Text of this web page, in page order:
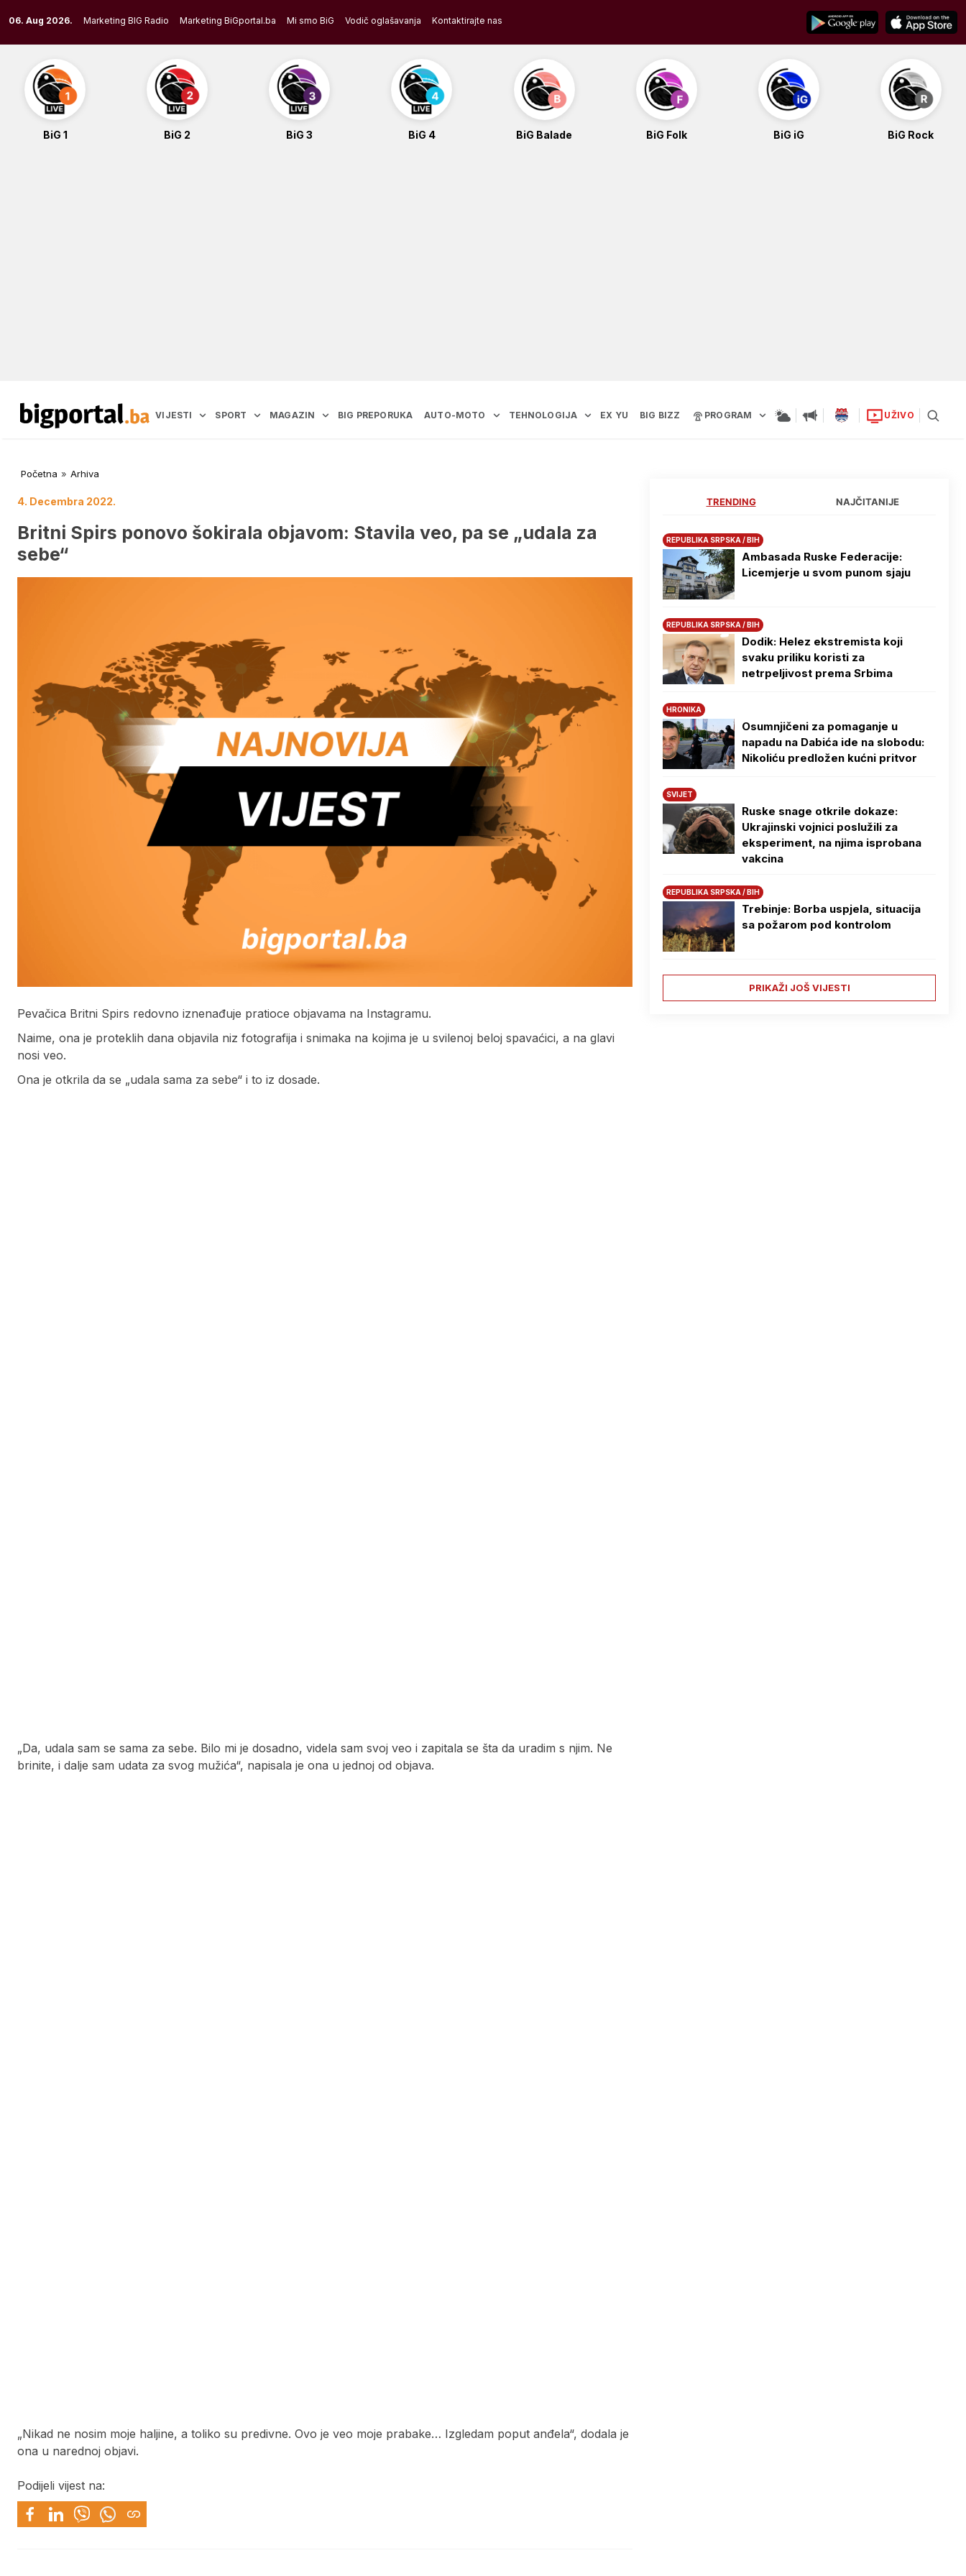
to
content
06. Aug 2026. Marketing BIG Radio Marketing BiGportal.ba Mi smo BiG Vodič oglašavanja Kontaktirajte nas
BiG 1 BiG 2 BiG 3 BiG 4 BiG Balade BiG Folk BiG iG BiG Rock
VIJESTI SPORT MAGAZIN BIG PREPORUKA AUTO-MOTO TEHNOLOGIJA EX YU BIG BIZZ PROGRAM UŽIVO
Početna » Arhiva
4. Decembra 2022.
Britni Spirs ponovo šokirala objavom: Stavila veo, pa se „udala za
sebe“
Pevačica Britni Spirs redovno iznenađuje pratioce objavama na Instagramu.
Naime, ona je proteklih dana objavila niz fotografija i snimaka na kojima je u svilenoj beloj spavaćici, a na glavi
nosi veo.
Ona je otkrila da se „udala sama za sebe“ i to iz dosade.
„Da, udala sam se sama za sebe. Bilo mi je dosadno, videla sam svoj veo i zapitala se šta da uradim s njim. Ne
brinite, i dalje sam udata za svog mužića“, napisala je ona u jednoj od objava.
„Nikad ne nosim moje haljine, a toliko su predivne. Ovo je veo moje prabake… Izgledam poput anđela“, dodala je
ona u narednoj objavi.
Podijeli vijest na:
TRENDING NAJČITANIJE
REPUBLIKA SRPSKA / BIH
Ambasada Ruske Federacije:
Licemjerje u svom punom sjaju
REPUBLIKA SRPSKA / BIH
Dodik: Helez ekstremista koji
svaku priliku koristi za
netrpeljivost prema Srbima
HRONIKA
Osumnjičeni za pomaganje u
napadu na Dabića ide na slobodu:
Nikoliću predložen kućni pritvor
SVIJET
Ruske snage otkrile dokaze:
Ukrajinski vojnici poslužili za
eksperiment, na njima isprobana
vakcina
REPUBLIKA SRPSKA / BIH
Trebinje: Borba uspjela, situacija
sa požarom pod kontrolom
PRIKAŽI JOŠ VIJESTI